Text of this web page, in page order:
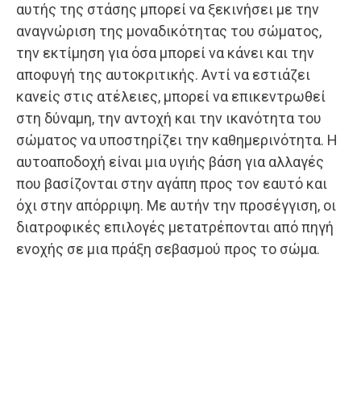
αυτής της στάσης μπορεί να ξεκινήσει με την
αναγνώριση της μοναδικότητας του σώματος,
την εκτίμηση για όσα μπορεί να κάνει και την
αποφυγή της αυτοκριτικής. Αντί να εστιάζει
κανείς στις ατέλειες, μπορεί να επικεντρωθεί
στη δύναμη, την αντοχή και την ικανότητα του
σώματος να υποστηρίζει την καθημερινότητα. Η
αυτοαποδοχή είναι μια υγιής βάση για αλλαγές
που βασίζονται στην αγάπη προς τον εαυτό και
όχι στην απόρριψη. Με αυτήν την προσέγγιση, οι
διατροφικές επιλογές μετατρέπονται από πηγή
ενοχής σε μια πράξη σεβασμού προς το σώμα.